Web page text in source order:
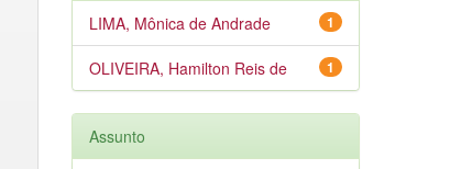
1
LIMA, Mônica de Andrade
1
OLIVEIRA, Hamilton Reis de
Assunto